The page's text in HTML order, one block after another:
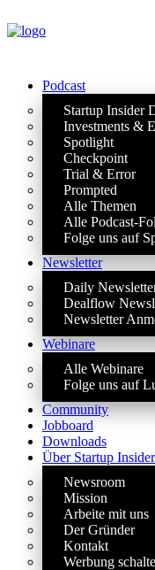
Podcast
Startup Insider
Investments &
Spotlight
Checkpoint
Trial & Error
Prompted
Alle Themen
Alle Podcast-
Folge uns auf
Newsletter
Daily
Dealflow
Newsletter
Webinare
Alle Webinare
Folge uns auf
Community
Jobboard
Downloads
Über Startup Insider
Newsroom
Mission
Arbeite mit uns
Der Gründer
Kontakt
Werbung